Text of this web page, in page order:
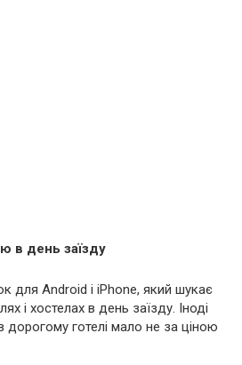
в день заїзду
для Android і iPhone, який шукає
і хостелах в день заїзду. Іноді
дорогому готелі мало не за ціною